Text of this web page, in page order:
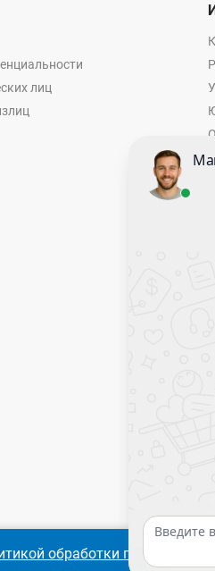
лиц
обработки персональных